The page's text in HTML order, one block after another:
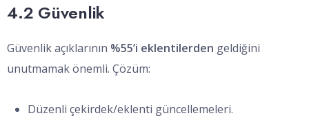
4.2 Güvenlik
Güvenlik açıklarının %55’i eklentilerden geldiğini
unutmamak önemli. Çözüm:
Düzenli çekirdek/eklenti güncellemeleri.